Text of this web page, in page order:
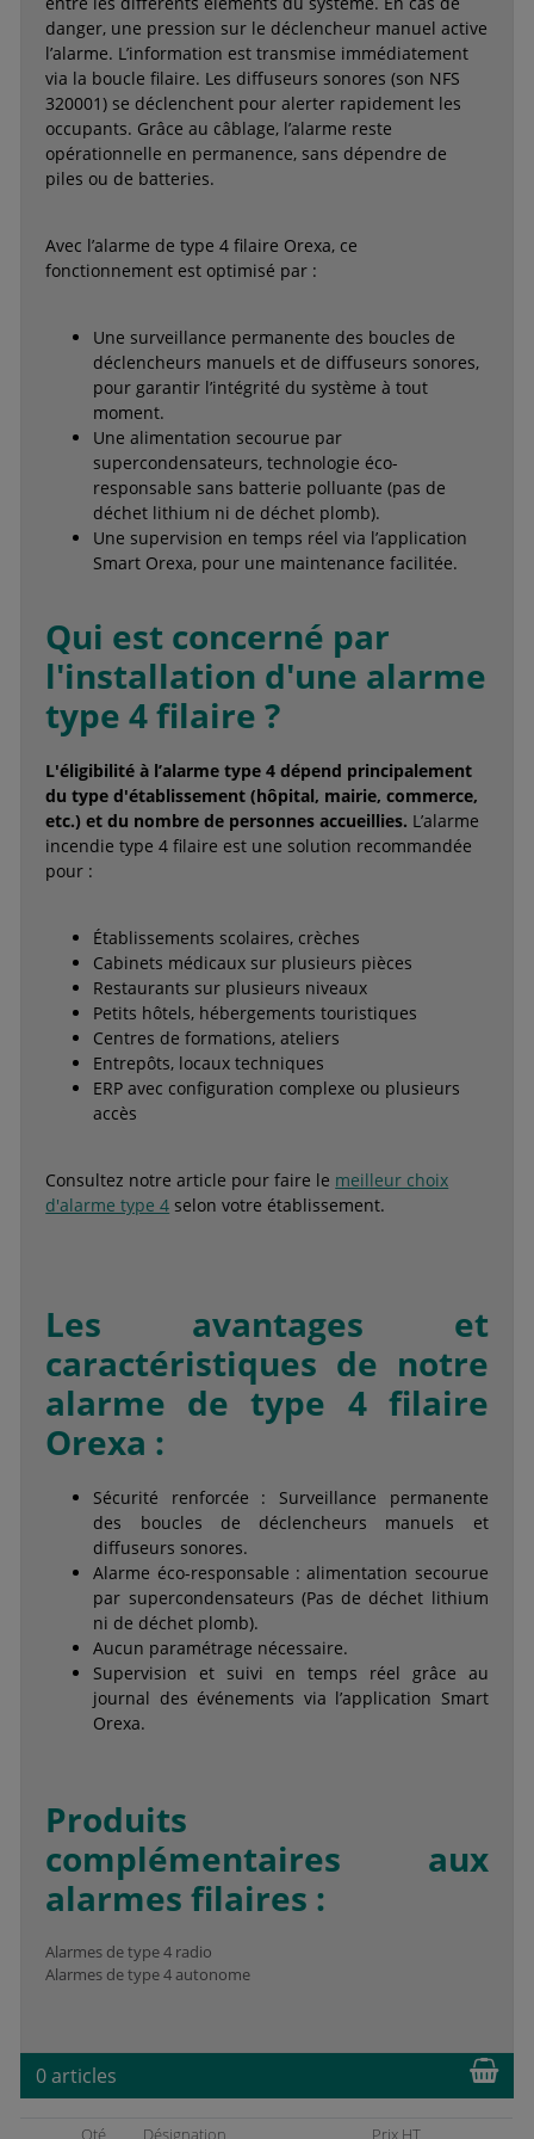
danger, une pression sur le déclencheur manuel active
l’alarme. L’information est transmise immédiatement
via la boucle filaire. Les diffuseurs sonores (son NFS
320001) se déclenchent pour alerter rapidement les
occupants. Grâce au câblage, l’alarme reste
opérationnelle en permanence, sans dépendre de
piles ou de batteries.
Avec l’alarme de type 4 filaire Orexa, ce
fonctionnement est optimisé par :
Une surveillance permanente des boucles de
déclencheurs manuels et de diffuseurs sonores,
pour garantir l’intégrité du système à tout
moment.
Une alimentation secourue par
supercondensateurs, technologie éco-
responsable sans batterie polluante (pas de
déchet lithium ni de déchet plomb).
Une supervision en temps réel via l’application
Smart Orexa, pour une maintenance facilitée.
Qui est concerné par
l'installation d'une alarme
type 4 filaire ?
L'éligibilité à l’alarme type 4 dépend principalement
du type d'établissement (hôpital, mairie, commerce,
etc.) et du nombre de personnes accueillies. L’alarme
incendie type 4 filaire est une solution recommandée
pour :
Établissements scolaires, crèches
Cabinets médicaux sur plusieurs pièces
Restaurants sur plusieurs niveaux
Petits hôtels, hébergements touristiques
Centres de formations, ateliers
Entrepôts, locaux techniques
ERP avec configuration complexe ou plusieurs
accès
Consultez notre article pour faire le meilleur choix
d'alarme type 4 selon votre établissement.
Les avantages et
caractéristiques de notre
alarme de type 4 filaire
Orexa :
Sécurité renforcée : Surveillance permanente
des boucles de déclencheurs manuels et
diffuseurs sonores.
Alarme éco-responsable : alimentation secourue
par supercondensateurs (Pas de déchet lithium
ni de déchet plomb).
Aucun paramétrage nécessaire.
Supervision et suivi en temps réel grâce au
journal des événements via l’application Smart
Orexa.
Produits
complémentaires aux
alarmes filaires :
Alarmes de type 4 radio
Alarmes de type 4 autonome
0 articles
Qté Désignation Prix HT